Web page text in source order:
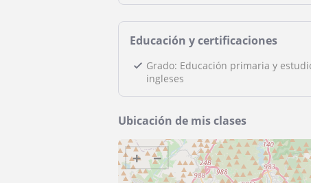
Educación y certificaciones
Grado: Educación primaria y
ingleses
Ubicación de mis clases
+ −